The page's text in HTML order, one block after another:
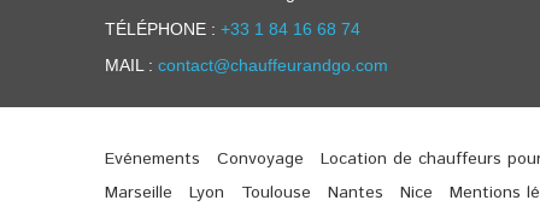
TÉLÉPHONE : +33 1 84 16 68 74
MAIL : contact@chauffeurandgo.com
Evénements Convoyage
Location de chauffeurs
Marseille
Lyon Toulouse Nantes Nice Mentions